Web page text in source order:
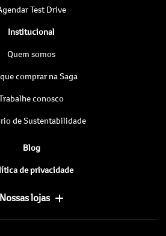
Test Drive
Institucional
Quem somos
comprar na Saga
conosco
de Sustentabilidade
Blog
de privacidade
Nossas lojas